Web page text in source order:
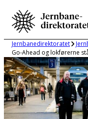
Hopp
innhold
Jernbanedirektoratet
Go-Ahead og lokførerne